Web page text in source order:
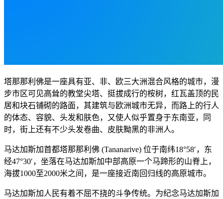
塔那那利佛是一座具有亚、非、欧三大洲混合风格的城市，漫
步市区可见高耸的教堂尖塔、挺拔成行的桉树，红瓦盖顶的民
居和块石铺砌的路面，其建筑与欧洲城市无异，而路上的行人
的体态、容貌、头发和肤色，又使人似乎置身于东南亚，同
时，街上还有不少头发卷曲、皮肤黝黑的非洲人。
马达加斯加首都塔那那利佛 (Tananarive) 位于南纬18°58′，东
经47°30′，坐落在马达加斯加中部高原一个马蹄形的山脊上，
海拔1000至2000米之间，是一座接近南回归线的高原城市。
马达加斯加人民有着不屈不挠的斗争传统。为纪念马达加斯加